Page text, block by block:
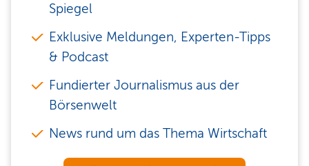
Spiegel
Exklusive Meldungen, Experten-Tipps
& Podcast
Fundierter Journalismus aus der
Börsenwelt
News rund um das Thema Wirtschaft